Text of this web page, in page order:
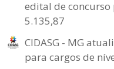
edital de concurso
5.135,87
CIDASG - MG
para cargos de